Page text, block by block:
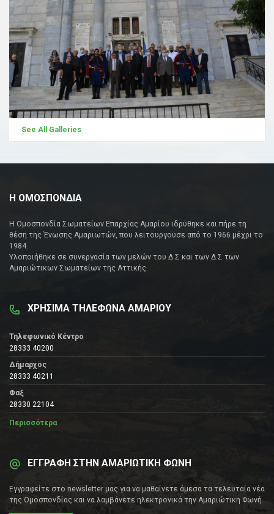
See All Galleries
Η ΟΜΟΣΠΟΝΔΙΑ
Η Ομοσπονδία Σωματείων Επαρχίας Αμαρίου ιδρύθηκε και πήρε τη
θέση της Ένωσης Αμαριωτών, που λειτουργούσε από το 1966 μέχρι το
1984.
Υλοποιήθηκε σε συνεργασία των μελών του Δ.Σ και των Δ.Σ των
Αμαριώτικων Σωματείων της Αττικής.
ΧΡΗΣΙΜΑ ΤΗΛΕΦΩΝΑ ΑΜΑΡΙΟΥ
Τηλεφωνικό Κέντρο
28333 40200
Δήμαρχος
28333 40211
Φαξ
28330 22104
Περισσότερα
ΕΓΓΡΑΦΗ ΣΤΗΝ ΑΜΑΡΙΩΤΙΚΗ ΦΩΝΗ
Εγγραφείτε στο newsletter μας για να μαθαίνετε άμεσα τα τελευταία νέα
της Ομοσπονδίας και να λαμβάνετε ηλεκτρονικά την Αμαριώτικη Φωνή.